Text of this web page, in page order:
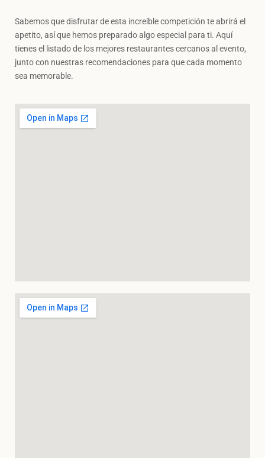
Sabemos que disfrutar de esta increíble competición te abrirá el
apetito, así que hemos preparado algo especial para ti. Aquí
tienes el listado de los mejores restaurantes cercanos al evento,
junto con nuestras recomendaciones para que cada momento
sea memorable.